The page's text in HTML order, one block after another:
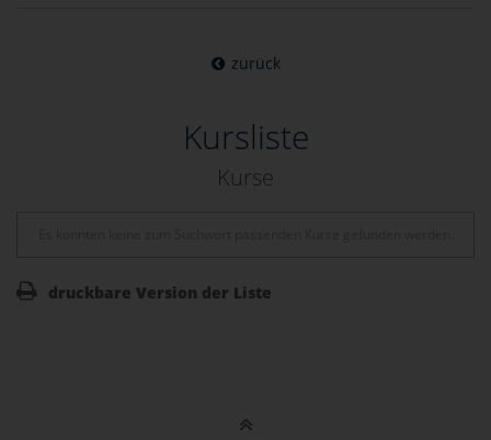
zurück
Kursliste
Kurse
druckbare Version der Liste